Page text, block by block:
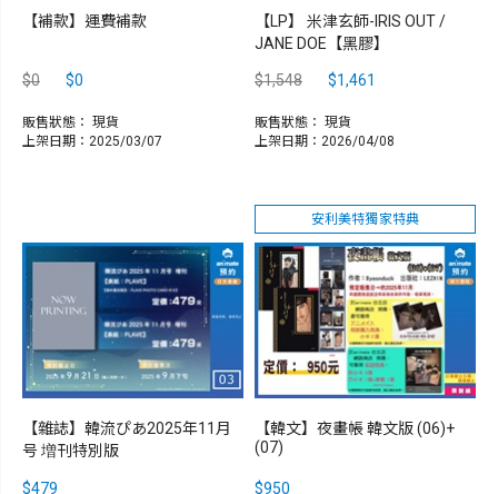
【補款】運費補款
$0 $0
販售狀態： 現貨
上架日期：2025/03/07
【LP】 米津玄師-IRIS OUT /
JANE DOE【黑膠】
$1,548 $1,461
販售狀態： 現貨
上架日期：2026/04/08
【雜誌】韓流ぴあ2025年11月
号 増刊特別版
$479
安利美特獨家特典
【韓文】夜畫帳 韓文版 (06)+
(07)
$950